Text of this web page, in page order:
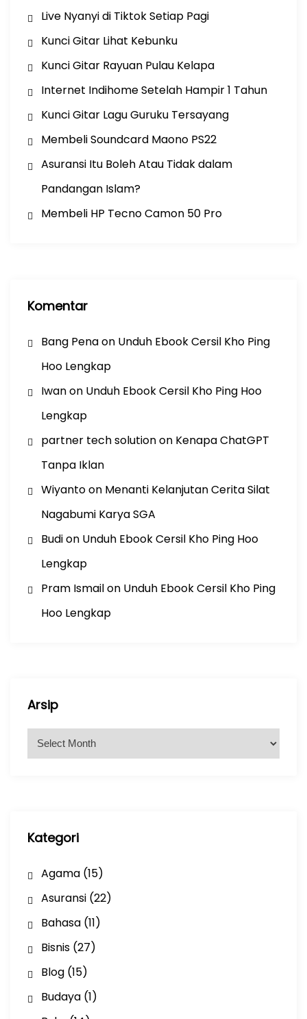
Live Nyanyi di Tiktok Setiap Pagi
Kunci Gitar Lihat Kebunku
Kunci Gitar Rayuan Pulau Kelapa
Internet Indihome Setelah Hampir 1 Tahun
Kunci Gitar Lagu Guruku Tersayang
Membeli Soundcard Maono PS22
Asuransi Itu Boleh Atau Tidak dalam
Pandangan Islam?
Membeli HP Tecno Camon 50 Pro
Komentar
Bang Penaon Unduh Ebook Cersil Kho Ping
Hoo Lengkap
Iwanon Unduh Ebook Cersil Kho Ping Hoo
Lengkap
partner tech solutionon Kenapa ChatGPT
Tanpa Iklan
Wiyantoon Menanti Kelanjutan Cerita Silat
Nagabumi Karya SGA
Budion Unduh Ebook Cersil Kho Ping Hoo
Lengkap
Pram Ismailon Unduh Ebook Cersil Kho Ping
Hoo Lengkap
Arsip
Kategori
Agama(15)
Asuransi(22)
Bahasa(11)
Bisnis(27)
Blog(15)
Budaya(1)